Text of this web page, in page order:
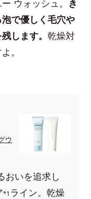
ウォッシュ。 き
で優しく毛穴や
します。 乾燥対
。
ウ
おいを追求し
*1 ライン。乾燥